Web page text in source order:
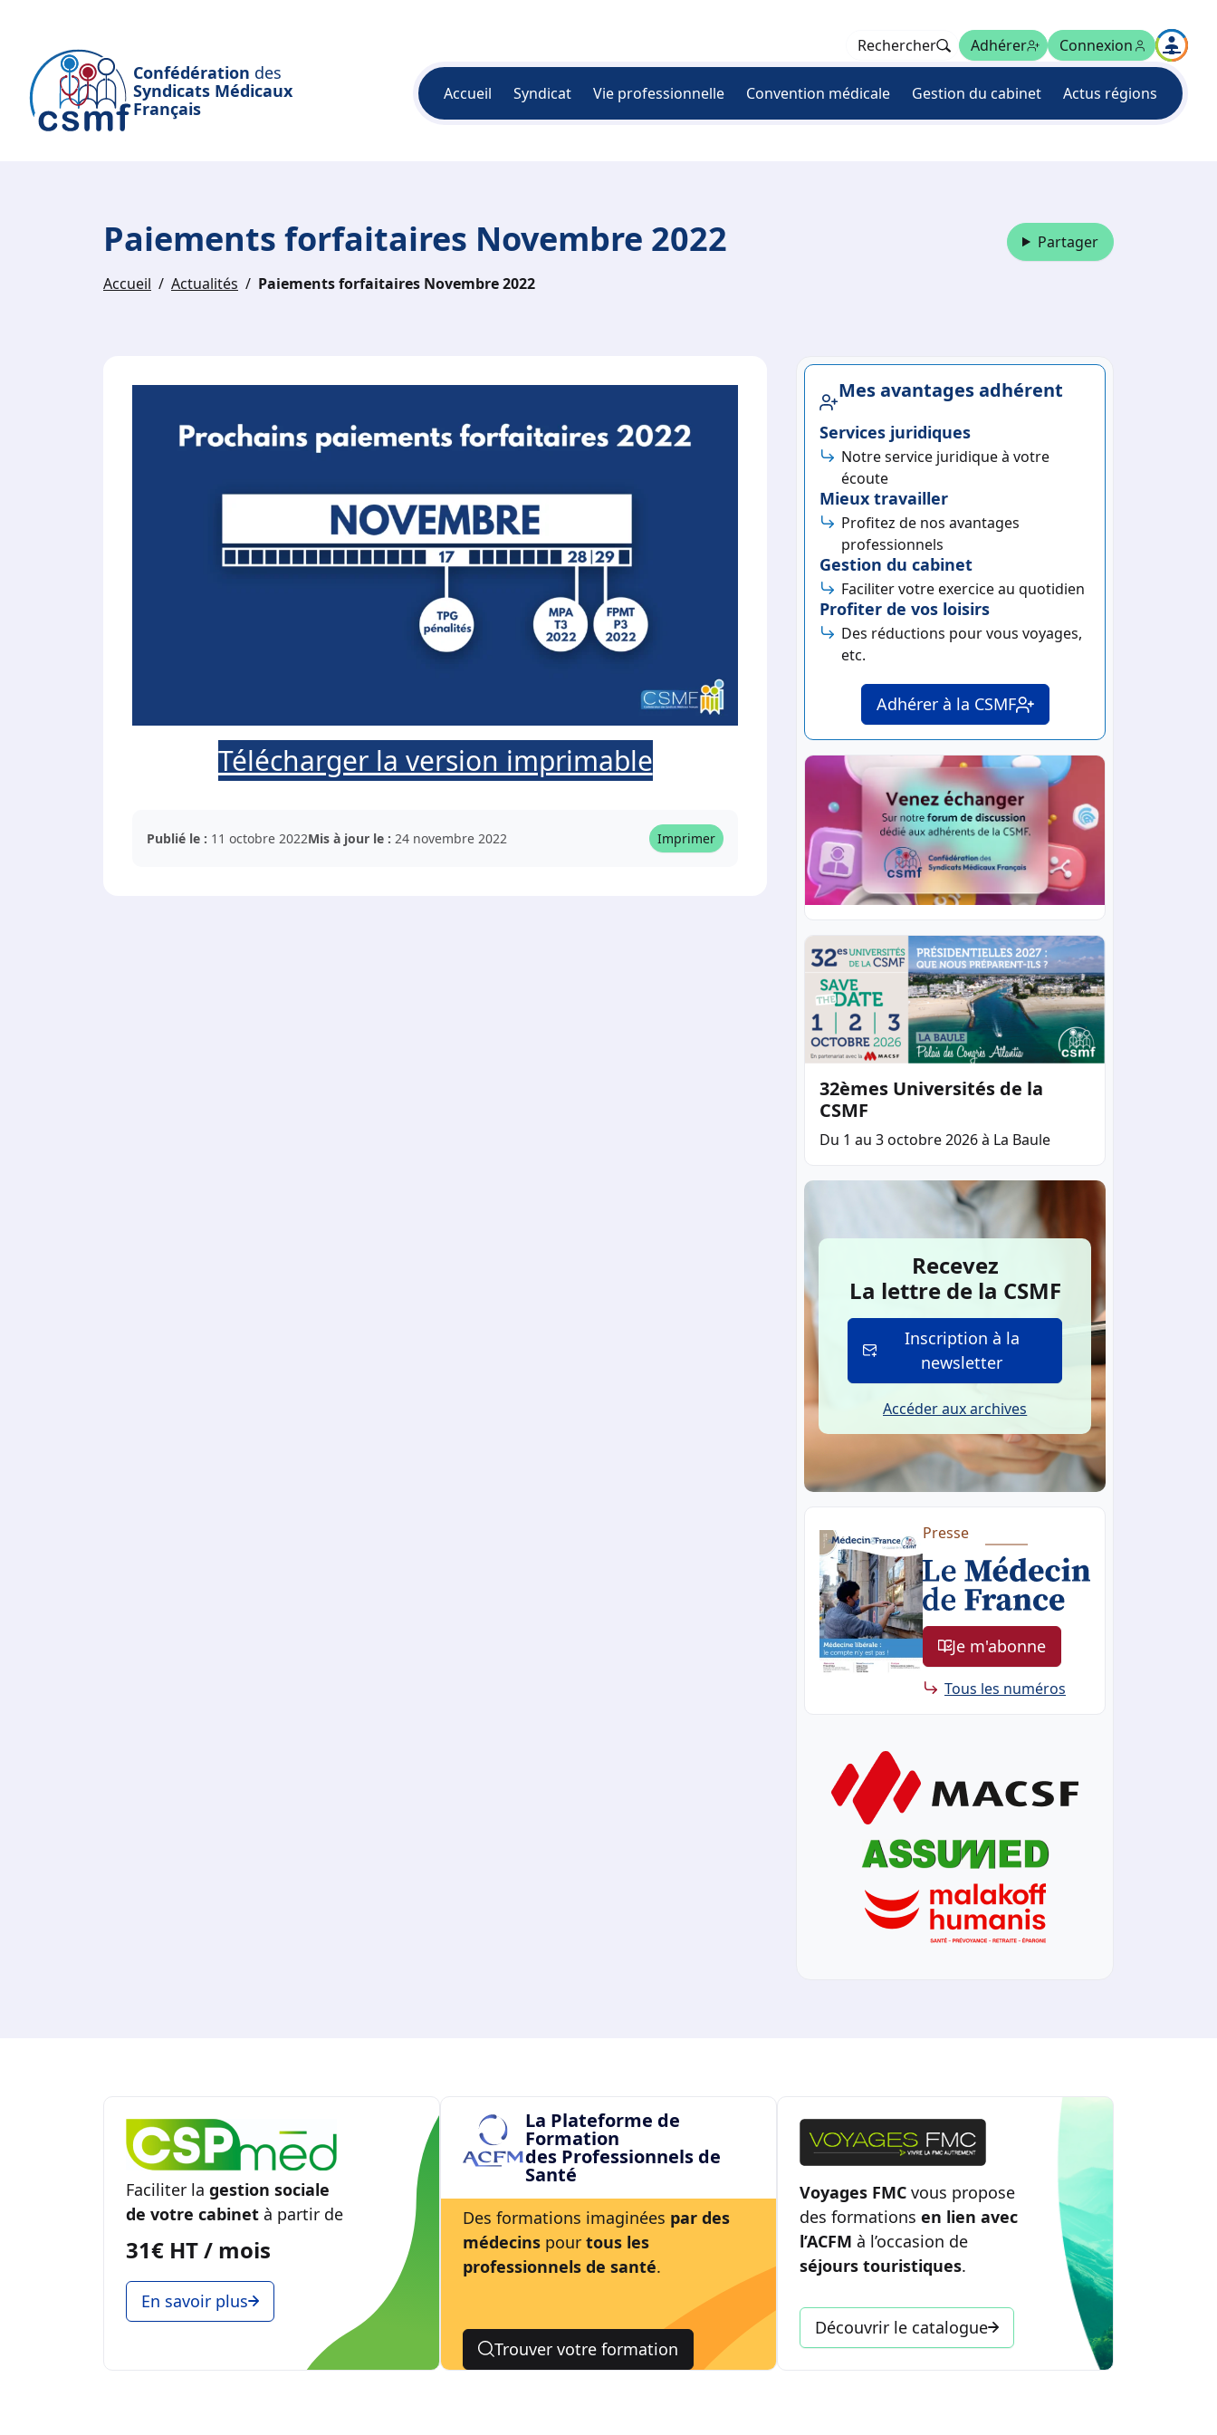
Confédération des
Syndicats Médicaux
Français
Accueil Syndicat Vie professionnelle Convention médicale Gestion du cabinet Actus régions
Rechercher Adhérer Connexion
Paiements forfaitaires Novembre 2022
Accueil Actualités Paiements forfaitaires Novembre 2022
Partager
Télécharger la version imprimable
Publié le : 11 octobre 2022Mis à jour le : 24 novembre 2022 Imprimer
Mes avantages adhérent
Services juridiques
Notre service juridique à votre
écoute
Mieux travailler
Profitez de nos avantages
professionnels
Gestion du cabinet
Faciliter votre exercice au quotidien
Profiter de vos loisirs
Des réductions pour vous voyages,
etc.
Adhérer à la CSMF
32èmes Universités de la
CSMF
Du 1 au 3 octobre 2026 à La Baule
Recevez
La lettre de la CSMF
Inscription à la
newsletter
Accéder aux archives
Presse
Je m'abonne
Tous les numéros
Faciliter la gestion sociale
de votre cabinet à partir de
31€ HT / mois
En savoir plus
La Plateforme de
Formation
des Professionnels de
Santé
Des formations imaginées par des
médecins pour tous les
professionnels de santé.
Trouver votre formation
Voyages FMC vous propose
des formations en lien avec
l’ACFM à l’occasion de
séjours touristiques.
Découvrir le catalogue